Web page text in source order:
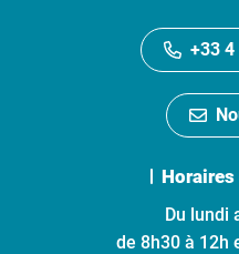
+33 4
Du lundi
de 8h30 à 12h